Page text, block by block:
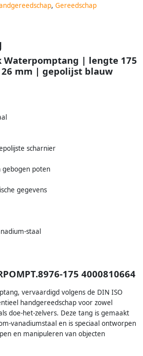
, Gereedschap
Waterpomptang | lengte 175
mm | gepolijst blauw
scharnier
poten
gegevens
staal
175 4000810664
vervaardigd volgens de DIN ISO
handgereedschap voor zowel
doe-het-zelvers. Deze tang is gemaakt
vanadiumstaal en is speciaal ontworpen
en manipuleren van objecten